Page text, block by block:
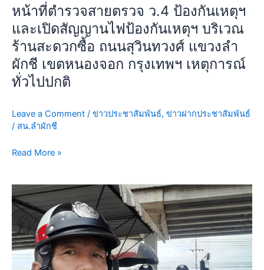
หน้าที่ตำรวจสายตรวจ ว.4 ป้องกันเหตุฯ
และเปิดสัญญานไฟป้องกันเหตุฯ บริเวณ
ร้านสะดวกซื้อ ถนนสุวินทวงศ์ แขวงลำ
ผักชี เขตหนองจอก กรุงเทพฯ เหตุการณ์
ทั่วไปปกติ
Leave a Comment / ข่าวประชาสัมพันธ์, ข่าวฝากประชาสัมพันธ์
/ สน.ลำผักชี
ตุฯ
และ
เปิด
สัญญา
น
ไฟ
เห
ตุฯ
ร้าน
ถนน
สุ
วิ
นท
วงศ์
Read More »
นี้
22
ก.ค.69
เวลา
06.00